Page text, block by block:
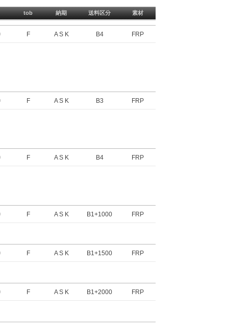
tob 納期 送料区分 素材
F A S K B4 FRP
F A S K B3 FRP
F A S K B4 FRP
F A S K B1+1000 FRP
F A S K B1+1500 FRP
F A S K B1+2000 FRP